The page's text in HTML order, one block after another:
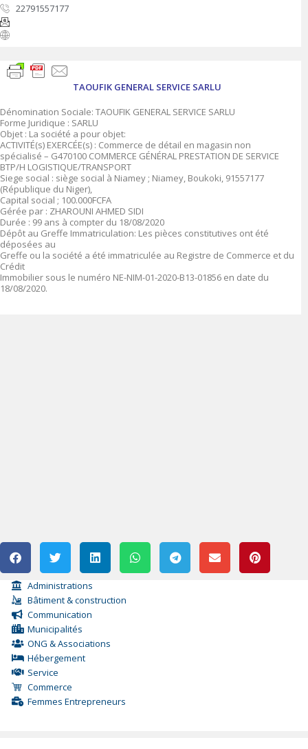
22791557177
TAOUFIK GENERAL SERVICE SARLU
Dénomination Sociale: TAOUFIK GENERAL SERVICE SARLU
Forme Juridique : SARLU
Objet : La société a pour objet:
ACTIVITÉ(s) EXERCÉE(s) : Commerce de détail en magasin non
spécialisé – G470100 COMMERCE GÉNÉRAL PRESTATION DE SERVICE
BTP/H LOGISTIQUE/TRANSPORT
Siege social : siège social à Niamey ; Niamey, Boukoki, 91557177
(République du Niger),
Capital social ; 100.000FCFA
Gérée par : ZHAROUNI AHMED SIDI
Durée : 99 ans à compter du 18/08/2020
Dépôt au Greffe Immatriculation: Les pièces constitutives ont été
déposées au
Greffe ou la société a été immatriculée au Registre de Commerce et du
Crédit
Immobilier sous le numéro NE-NIM-01-2020-B13-01856 en date du
18/08/2020.
Administrations
Bâtiment & construction
Communication
Municipalités
ONG & Associations
Hébergement
Service
Commerce
Femmes Entrepreneurs